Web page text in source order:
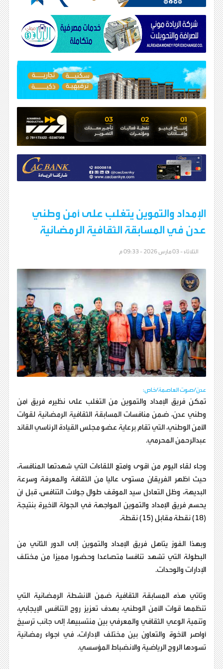
الإمداد والتموين يتغلب على أمن وطني
عدن في المسابقة الثقافية الرمضانية
الثلاثاء - 03 مارس 2026 - 09:33 م
عدن/صوت العاصمة/خاص:
تمكن فريق الإمداد والتموين من التغلب على نظيره فريق أمن
وطني عدن، ضمن منافسات المسابقة الثقافية الرمضانية لقوات
الأمن الوطني، التي تقام برعاية عضو مجلس القيادة الرئاسي القائد
عبدالرحمن المحرمي.
وجاء لقاء اليوم من أقوى وأمتع اللقاءات التي شهدتها المنافسة،
حيث أظهر الفريقان مستوى عاليا من الثقافة والمعرفة وسرعة
البديهة، وظل التعادل سيد الموقف طوال جولات التنافس، قبل أن
يحسم فريق الإمداد والتموين المواجهة في الجولة الأخيرة بنتيجة
(18) نقطة مقابل (15) نقطة.
وبهذا الفوز يتأهل فريق الإمداد والتموين إلى الدور الثاني من
البطولة التي تشهد تنافسا متصاعدا وحضورا مميزا من مختلف
الإدارات والوحدات.
وتأتي هذه المسابقة الثقافية ضمن الأنشطة الرمضانية التي
تنظمها قوات الأمن الوطني، بهدف تعزيز روح التنافس الإيجابي،
وتنمية الوعي الثقافي والمعرفي بين منتسبيها، إلى جانب ترسيخ
أواصر الأخوة والتعاون بين مختلف الإدارات، في أجواء رمضانية
تسودها الروح الرياضية والانضباط المؤسسي.